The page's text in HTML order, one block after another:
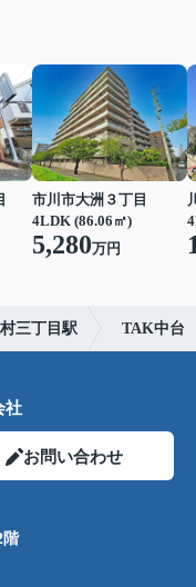
市川市大洲３丁目
4LDK (86.06㎡)
5,280万円
三丁目駅 TAK中台
社
お問い合わせ
階